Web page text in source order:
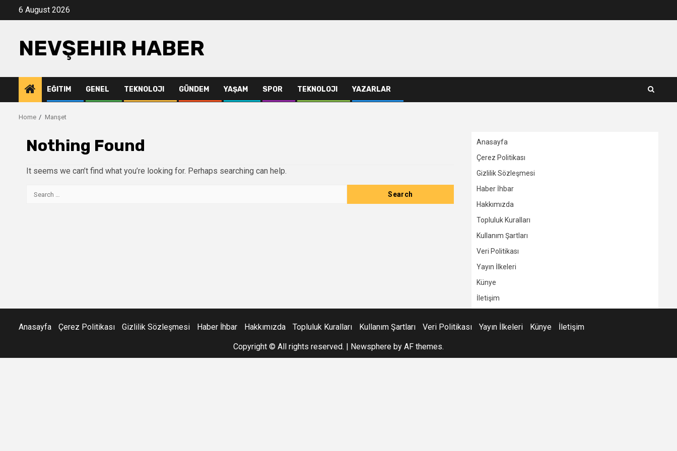
6 August 2026
NEVŞEHIR HABER
EĞITIM GENEL TEKNOLOJI GÜNDEM YAŞAM SPOR TEKNOLOJI YAZARLAR
Home Manşet
Nothing Found
It seems we can’t find what you’re looking for. Perhaps searching can help.
Search
Anasayfa
Çerez Politikası
Gizlilik Sözleşmesi
Haber İhbar
Hakkımızda
Topluluk Kuralları
Kullanım Şartları
Veri Politikası
Yayın İlkeleri
Künye
İletişim
Anasayfa Çerez Politikası Gizlilik Sözleşmesi Haber İhbar Hakkımızda Topluluk Kuralları Kullanım Şartları Veri Politikası Yayın İlkeleri Künye İletişim
Copyright © All rights reserved. | Newsphere by AF themes.